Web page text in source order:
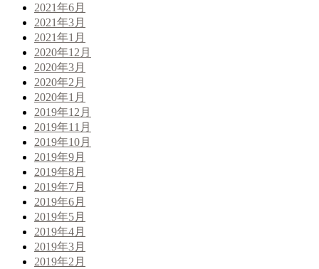
2021年6月
2021年3月
2021年1月
2020年12月
2020年3月
2020年2月
2020年1月
2019年12月
2019年11月
2019年10月
2019年9月
2019年8月
2019年7月
2019年6月
2019年5月
2019年4月
2019年3月
2019年2月